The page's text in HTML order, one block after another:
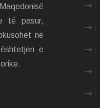
të pasur,
në
e